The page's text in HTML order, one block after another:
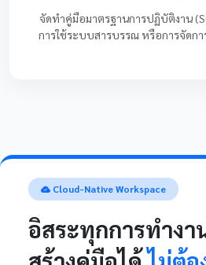
จัดทำคู่มือมาตรฐานการปฏิบัติงาน
การใช้ระบบสารบรรณ หรือการจัดกา
Cloud-Native Workspace
อิสระทุกการทำงา